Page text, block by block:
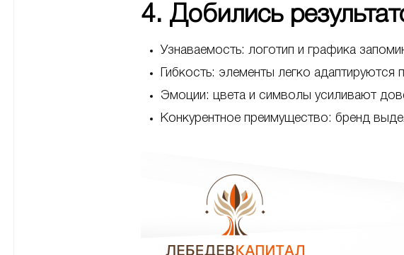
4. Добились
Узнаваемость: логотип и графика
Гибкость: элементы легко
Эмоции: цвета и символы усиливают
Конкурентное преимущество: бренд